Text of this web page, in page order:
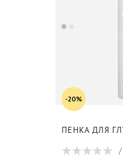
-20%
ПЕНКА ДЛЯ